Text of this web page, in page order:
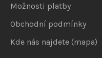
Možnosti platby
Obchodní podmínky
Kde nás najdete (mapa)